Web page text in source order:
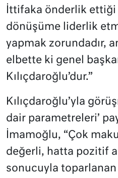
İttifaka önderlik ettiği
dönüşüme liderlik
yapmak zorundadır,
elbette ki genel
Kılıçdaroğlu’dur.”
Kılıçdaroğlu’yla
dair parametreleri’
İmamoğlu, “Çok
değerli, hatta pozitif
sonucuyla